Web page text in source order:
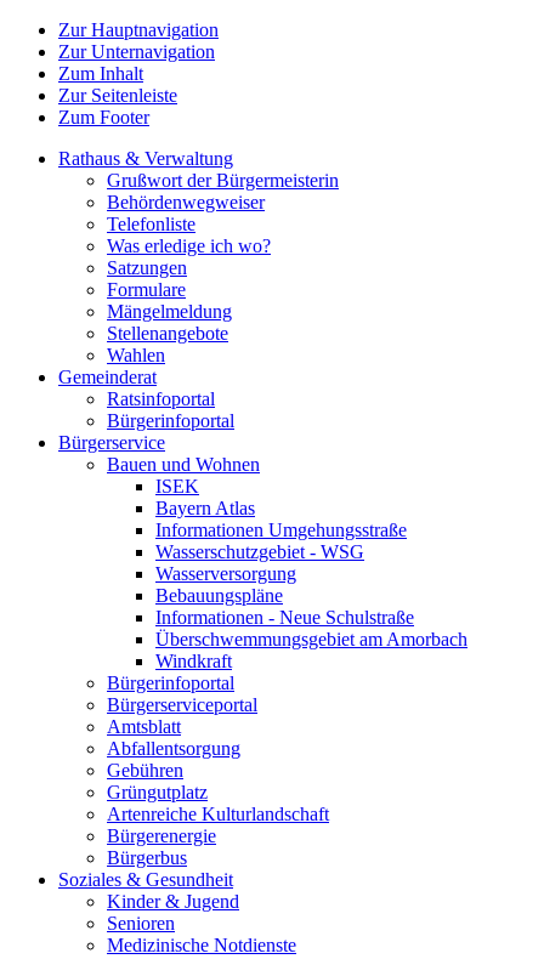
Zur Hauptnavigation
Zur Unternavigation
Zum Inhalt
Zur Seitenleiste
Zum Footer
Rathaus & Verwaltung
Grußwort der Bürgermeisterin
Behördenwegweiser
Telefonliste
Was erledige ich wo?
Satzungen
Formulare
Mängelmeldung
Stellenangebote
Wahlen
Gemeinderat
Ratsinfoportal
Bürgerinfoportal
Bürgerservice
Bauen und Wohnen
ISEK
Bayern Atlas
Informationen Umgehungsstraße
Wasserschutzgebiet - WSG
Wasserversorgung
Bebauungspläne
Informationen - Neue Schulstraße
Überschwemmungsgebiet am Amorbach
Windkraft
Bürgerinfoportal
Bürgerserviceportal
Amtsblatt
Abfallentsorgung
Gebühren
Grüngutplatz
Artenreiche Kulturlandschaft
Bürgerenergie
Bürgerbus
Soziales & Gesundheit
Kinder & Jugend
Senioren
Medizinische Notdienste